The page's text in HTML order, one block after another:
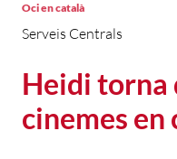
Heidi torna
cinemes en
Serveis Centrals
Oci en català